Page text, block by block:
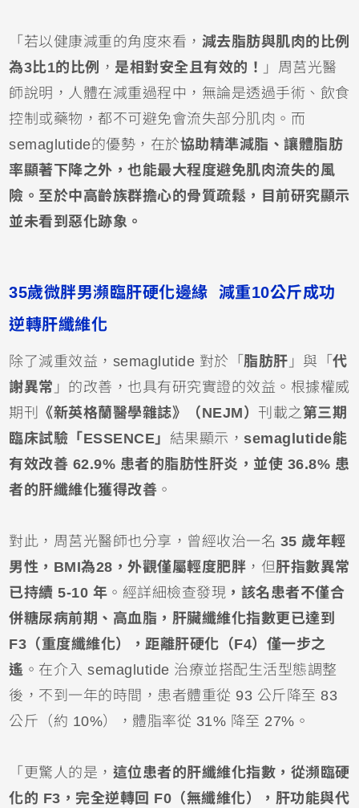
「若以健康減重的角度來看， 減去脂肪與肌肉的比例
為3比1的比例 ， 是相對安全且有效的！ 」周莒光醫
師說明，人體在減重過程中，無論是透過手術、飲食
控制或藥物，都不可避免會流失部分肌肉。而
semaglutide的優勢，在於協助精準減脂、讓體脂肪
率顯著下降之外，也能最大程度避免肌肉流失的風
險。至於中高齡族群擔心的骨質疏鬆，目前研究顯示
並未看到惡化跡象。
35歲微胖男瀕臨肝硬化邊緣 減重10公斤成功
逆轉肝纖維化
除了減重效益，semaglutide 對於「 脂肪肝 」與「代
謝異常 」的改善，也具有研究實證的效益。根據權威
期刊
《新英格蘭醫學雜誌》（NEJM）刊載之 第三期
臨床試驗「ESSENCE」 結果顯示，semaglutide能
有效改善 62.9% 患者的脂肪性肝炎，並使 36.8% 患
者的肝纖維化獲得改善 。
對此，周莒光醫師也分享，曾經收治一名 35 歲年輕
男性，BMI為28，外觀僅屬輕度肥胖 ，但肝指數異常
已持續 5-10 年 。經詳細檢查發現 ，該名患者不僅合
併糖尿病前期、高血脂，肝臟纖維化指數更已達到
F3（重度纖維化），距離肝硬化（F4）僅一步之
遙 。在介入 semaglutide 治療並搭配生活型態調整
後，不到一年的時間，患者體重從 93 公斤降至 83
公斤（約 10%），體脂率從 31% 降至 27%。
「更驚人的是， 這位患者的肝纖維化指數，從瀕臨硬
化的 F3，完全逆轉回 F0（無纖維化），肝功能與代